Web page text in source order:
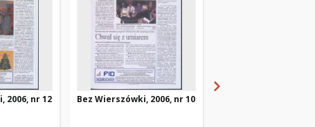
2006, nr 12 Bez Wierszówki, 2006, nr 10